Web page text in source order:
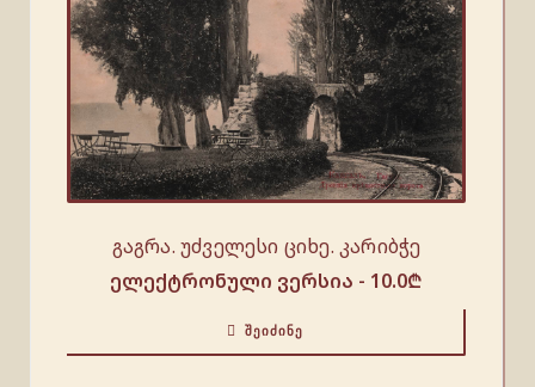
გაგრა. უძველესი ციხე. კარიბჭე
ელექტრონული ვერსია - 10.0₾
ᲨᲔᲘᲫᲘᲜᲔ